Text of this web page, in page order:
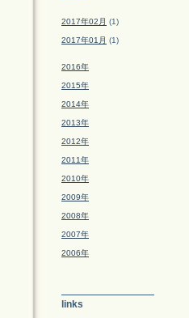
2017年02月 (1)
2017年01月 (1)
2016年
2015年
2014年
2013年
2012年
2011年
2010年
2009年
2008年
2007年
2006年
links